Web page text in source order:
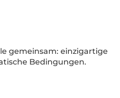
gemeinsam: einzigartige
Bedingungen.